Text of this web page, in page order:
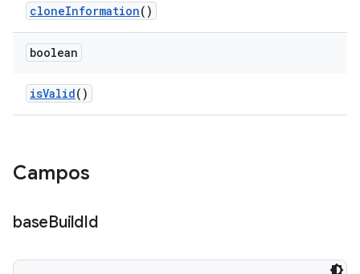
cloneInformation()
boolean
isValid()
Campos
baseBuildId